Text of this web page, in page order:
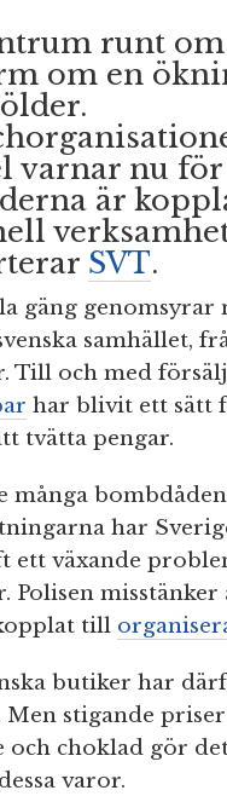
runt
om en
varnar nu
är
SVT.
gäng genomsyrar
samhället,
Till och med
har blivit ett sätt
tvätta pengar.
många
har
ett växande
Polisen misstänker
till
butiker har
stigande
och choklad gör
varor.